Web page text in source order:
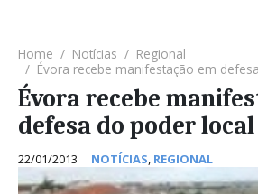
Home Notícias
Regional
Évora recebe manifestação em
Évora recebe
defesa do poder local
22/01/2013 NOTÍCIAS, REGIONAL